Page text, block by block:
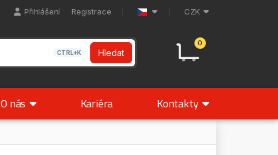
Přihlášení Registrace CZK
0
CTRL+K Hledat
O nás Kariéra Kontakty